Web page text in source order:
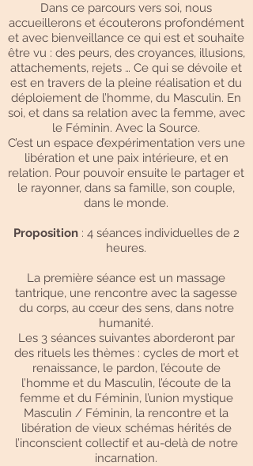
Dans ce parcours vers soi, nous
accueillerons et écouterons profondément
et avec bienveillance ce qui est et souhaite
être vu : des peurs, des croyances, illusions,
attachements, rejets … Ce qui se dévoile et
est en travers de la pleine réalisation et du
déploiement de l’homme, du Masculin. En
soi, et dans sa relation avec la femme, avec
le Féminin. Avec la Source.
C’est un espace d’expérimentation vers une
libération et une paix intérieure, et en
relation. Pour pouvoir ensuite le partager et
le rayonner, dans sa famille, son couple,
dans le monde.
Proposition: 4 séances individuelles de 2
heures.
La première séance est un massage
tantrique, une rencontre avec la sagesse
du corps, au cœur des sens, dans notre
humanité.
Les 3 séances suivantes aborderont par
des rituels les thèmes : cycles de mort et
renaissance, le pardon, l’écoute de
l’homme et du Masculin, l’écoute de la
femme et du Féminin, l’union mystique
Masculin / Féminin, la rencontre et la
libération de vieux schémas hérités de
l’inconscient collectif et au-delà de notre
incarnation.